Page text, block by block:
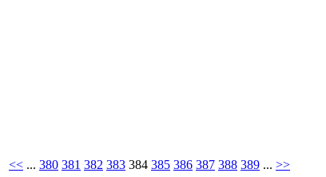
<< ... 380 381 382 383 384 385 386 387 388 389 ... >>